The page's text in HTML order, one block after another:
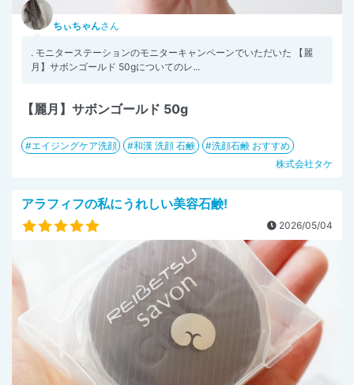
ちぃちゃんさん
. モニターステーションのモニターキャンペーンでいただいた 【麗
月】サボンゴールド 50gについてのレ...
【麗月】サボンゴールド 50g
エイジングケア洗顔 和漢 洗顔 石鹸
洗顔石鹸 おすすめ
株式会社タケ
アラフィフの私にうれしい美容石鹸!
2026/05/04